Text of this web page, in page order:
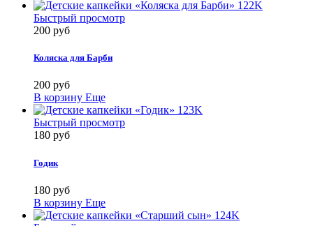
Быстрый просмотр
200 руб
Коляска для Барби
200 руб
В корзину Еще
Быстрый просмотр
180 руб
Годик
180 руб
В корзину Еще